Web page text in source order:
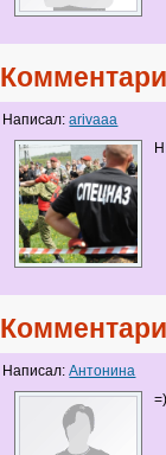
Написал:arivaaa
Написал:Антонина